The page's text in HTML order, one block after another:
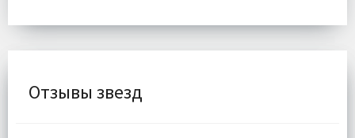
Отзывы звезд